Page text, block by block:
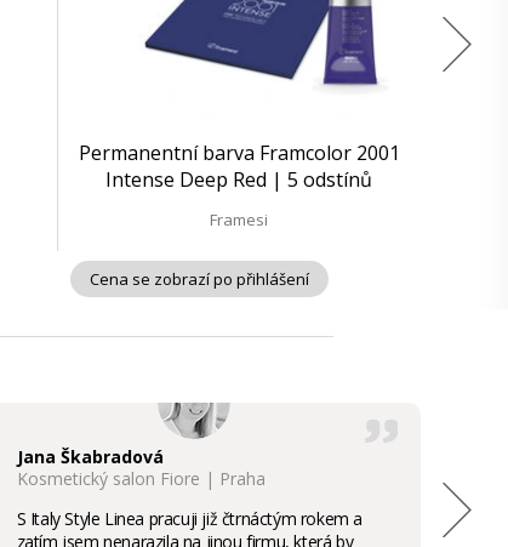
Permanentní barva Framcolor 2001
Intense Deep Red | 5 odstínů
Framesi
Cena se zobrazí po přihlášení
Jana Škabradová
Kosmetický salon Fiore | Praha
S Italy Style Linea pracuji již čtrnáctým rokem a
zatím jsem nenarazila na jinou firmu, která by